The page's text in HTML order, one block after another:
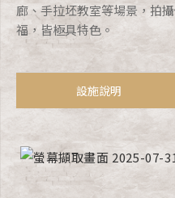
廊、手拉坯教室等場景，拍
福，皆極具特色。
設施說明